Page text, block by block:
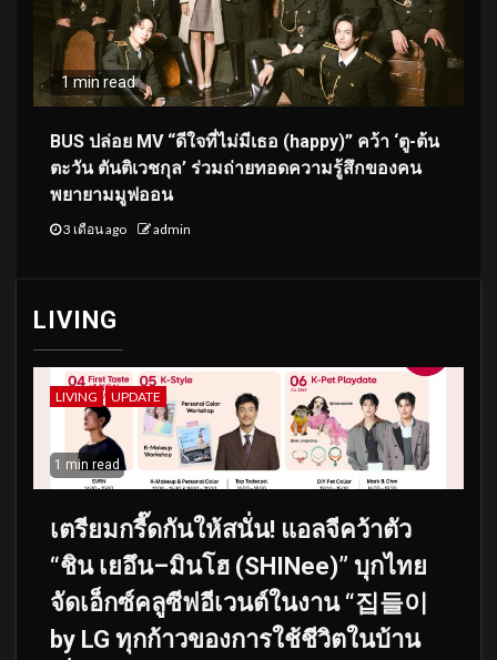
1 min read
BUS ปล่อย MV “ดีใจที่ไม่มีเธอ (happy)” คว้า ‘ตู-ต้น
ตะวัน ตันติเวชกุล’ ร่วมถ่ายทอดความรู้สึกของคน
พยายามมูฟออน
3 เดือน ago admin
LIVING
LIVING UPDATE
1 min read
เตรียมกรี๊ดกันให้สนั่น! แอลจีคว้าตัว
“ชิน เยอึน–มินโฮ (SHINee)” บุกไทย
จัดเอ็กซ์คลูซีฟอีเวนต์ในงาน “집들이
by LG ทุกก้าวของการใช้ชีวิตในบ้าน